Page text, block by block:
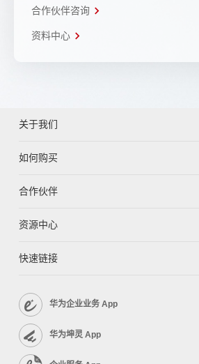
合作伙伴咨询
资料中心
关于我们
如何购买
合作伙伴
资源中心
快速链接
华为企业业务 App
华为坤灵 App